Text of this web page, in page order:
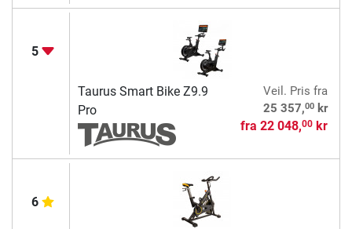
5
Taurus Smart Bike Z9.9
Pro
Veil. Pris fra
25 357,00kr
fra 22 048,00kr
6